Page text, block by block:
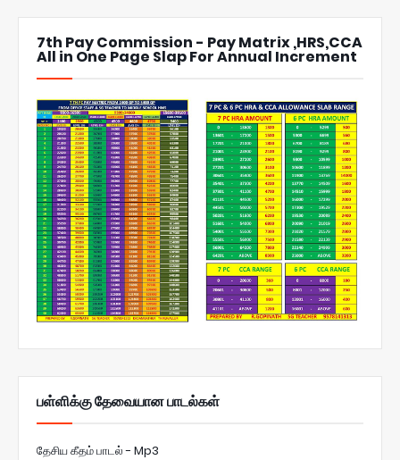
7th Pay Commission - Pay Matrix ,HRS,CCA
All in One Page Slap For Annual Increment
பள்ளிக்கு தேவையான பாடல்கள்
தேசிய கீதம் பாடல் - Mp3